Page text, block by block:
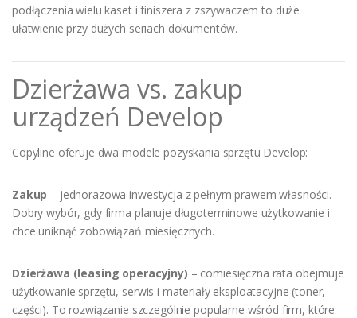
podłączenia wielu kaset i finiszera z zszywaczem to duże
ułatwienie przy dużych seriach dokumentów.
Dzierżawa vs. zakup
urządzeń Develop
Copyline oferuje dwa modele pozyskania sprzętu Develop:
Zakup – jednorazowa inwestycja z pełnym prawem własności.
Dobry wybór, gdy firma planuje długoterminowe użytkowanie i
chce uniknąć zobowiązań miesięcznych.
Dzierżawa (leasing operacyjny) – comiesięczna rata obejmuje
użytkowanie sprzętu, serwis i materiały eksploatacyjne (toner,
części). To rozwiązanie szczególnie popularne wśród firm, które